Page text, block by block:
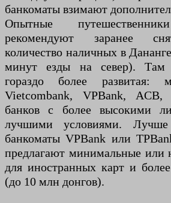
банкоматы взимают
Опытные
рекомендуют заранее
количество наличных в
минут езды на север). Там
гораздо более развитая:
Vietcombank, VPBank,
банков с более высокими
лучшими условиями. Лучше
банкоматы VPBank или
предлагают минимальные или
для иностранных карт и
(до 10 млн донгов).